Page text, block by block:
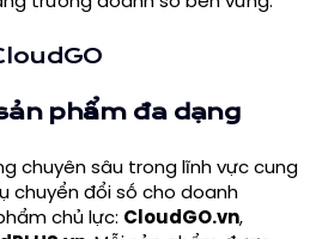
phẩm đa dạng
chuyên sâu trong lĩnh vực cung
chuyển đổi số cho doanh
chủ lực: CloudGO.vn,